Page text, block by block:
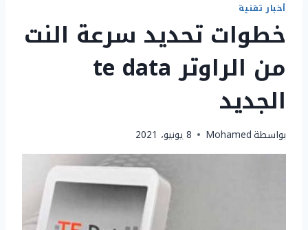
أخبار تقنية
خطوات تحديد سرعة النت
من الراوتر te data
الجديد
بواسطةMohamed 8 يونيو، 2021